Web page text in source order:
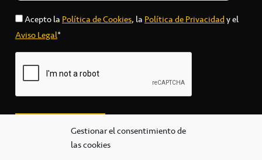
Gestionar el consentimiento de
las cookies
Acepto laPolítica de Cookies, laPolítica de Privacidady el
Aviso Legal*